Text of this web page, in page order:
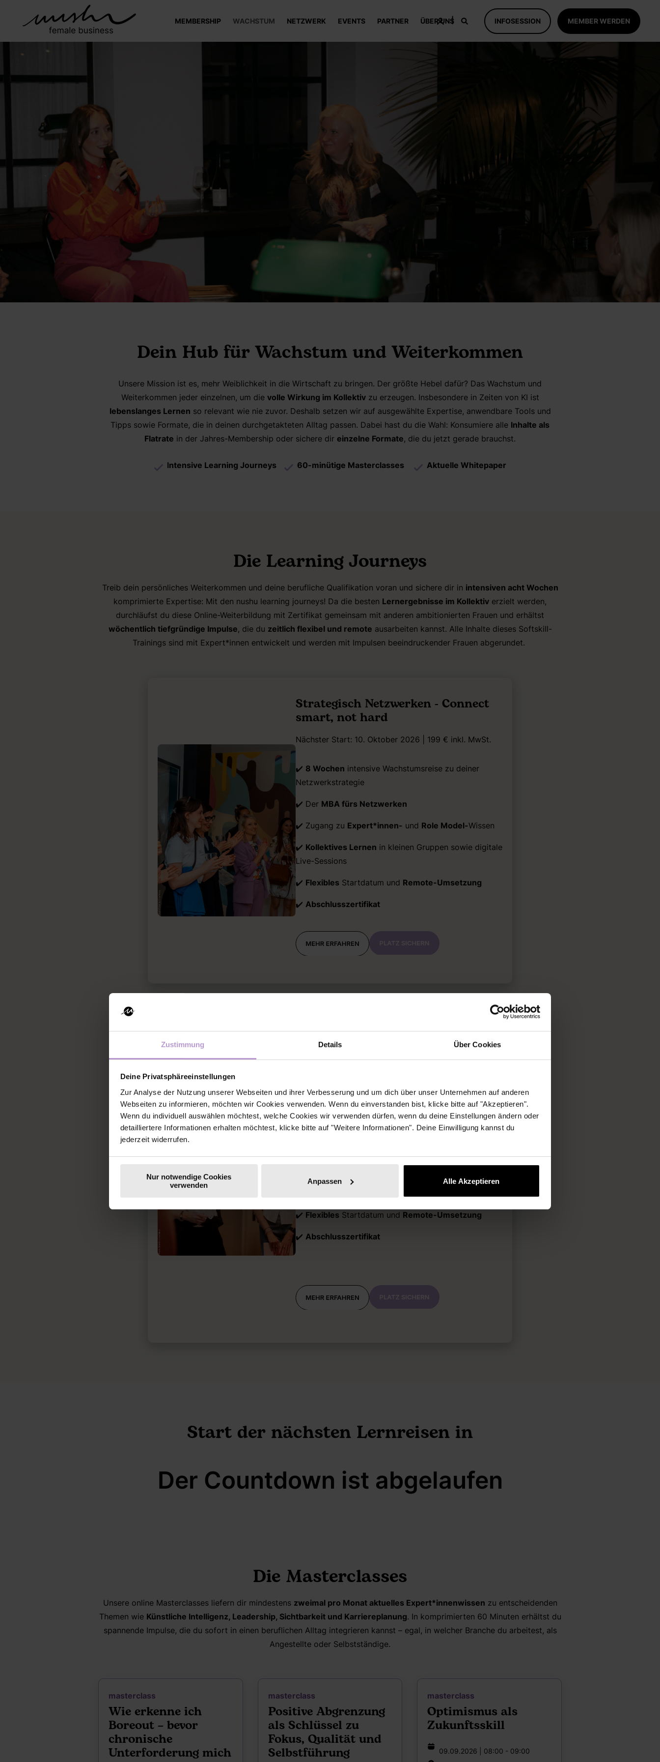
Zustimmung Details Über Cookies
Deine Privatsphäreeinstellungen
Zur Analyse der Nutzung unserer Webseiten und ihrer Verbesserung und um dich über unser Unternehmen auf anderen
Webseiten zu informieren, möchten wir Cookies verwenden. Wenn du einverstanden bist, klicke bitte auf "Akzeptieren".
Wenn du individuell auswählen möchtest, welche Cookies wir verwenden dürfen, wenn du deine Einstellungen ändern oder
detailliertere Informationen erhalten möchtest, klicke bitte auf "Weitere Informationen". Deine Einwilligung kannst du
jederzeit widerrufen.
Nur notwendige Cookies
verwenden
Anpassen Alle Akzeptieren
MEMBERSHIP WACHSTUM NETZWERK EVENTS PARTNER ÜBER UNS INFOSESSION MEMBER WERDEN
Dein Hub für Wachstum und Weiterkommen
Unsere Mission ist es, mehr Weiblichkeit in die Wirtschaft zu bringen. Der größte Hebel dafür? Das Wachstum und
Weiterkommen jeder einzelnen, um die volle Wirkung im Kollektivzu erzeugen. Insbesondere in Zeiten von KI ist
lebenslanges Lernen so relevant wie nie zuvor. Deshalb setzen wir auf ausgewählte Expertise, anwendbare Tools und
Tipps sowie Formate, die in deinen durchgetakteten Alltag passen. Dabei hast du die Wahl: Konsumiere alle Inhalte als
Flatrate in der Jahres-Membership oder sichere dir einzelne Formate, die du jetzt gerade brauchst.
Intensive Learning Journeys 60-minütige Masterclasses Aktuelle Whitepaper
Die Learning Journeys
Treib dein persönliches Weiterkommen und deine berufliche Qualifikation voran und sichere dir in intensiven acht Wochen
komprimierte Expertise: Mit den nushu learning journeys! Da die besten Lernergebnisse im Kollektiv erzielt werden,
durchläufst du diese Online-Weiterbildung mit Zertifikat gemeinsam mit anderen ambitionierten Frauen und erhältst
wöchentlich tiefgründige Impulse, die du zeitlich flexibel und remote ausarbeiten kannst. Alle Inhalte dieses Softskill-
Trainings sind mit Expert*innen entwickelt und werden mit Impulsen beeindruckender Frauen abgerundet.
Strategisch Netzwerken - Connect
smart, not hard
Nächster Start: 10. Oktober 2026 | 199 € inkl. MwSt.
✔️ 8 Wochen intensive Wachstumsreise zu deiner
Netzwerkstrategie
✔️ Der MBA fürs Netzwerken
✔️ Zugang zu Expert*innen- und Role Model-Wissen
✔️ Kollektives Lernen in kleinen Gruppen sowie digitale
Live-Sessions
✔️ FlexiblesStartdatum und Remote-Umsetzung
✔️ Abschlusszertifikat
your Personal Brand
Nächster Start: 10. Oktober 2026 | 199 € inkl. MwSt.
8 Wochen
intensive Wachstumsreise, die aus deiner
inneren Haltung eine sichtbare Personal Brand macht
✔️ Konkreter Fahrplan
, der Orientierung zur
✔️ Zugang zuExpert*innen-undRole Model-Wissen
Kollektives Lernen
in kleinen Gruppen sowie digitale
✔️ Flexibles Startdatum und Remote-Umsetzung
✔️ Abschlusszertifikat
Start der nächsten Lernreisen in
Der Countdown ist abgelaufen
Die Masterclasses
Unsere online Masterclasses liefern dir mindestens zweimal pro Monat aktuelles Expert*innenwissen zu entscheidenden
Themen wie Künstliche Intelligenz, Leadership, Sichtbarkeit und Karriereplanung. In komprimierten 60 Minuten erhältst du
spannende Impulse, die du sofort in einen beruflichen Alltag integrieren kannst – egal, in welcher Branche du arbeitest, als
Angestellte oder Selbstständige.
masterclass
Wie erkenne ich
Boreout – bevor
chronische
Unterforderung mich
masterclass
Positive Abgrenzung
als Schlüssel zu
Fokus, Qualität und
Selbstführung
masterclass
Optimismus als
Zukunftsskill
09.09.2026 | 08:00 - 09:00